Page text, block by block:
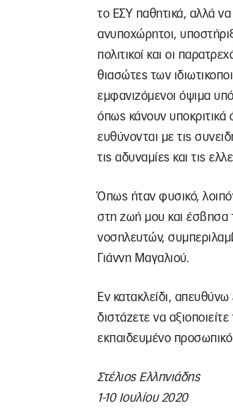
το ΕΣΥ παθητικά, αλλά να
ανυποχώρητοι,
πολιτικοί και οι
θιασώτες των
εμφανιζόμενοι όψιμα
όπως κάνουν υποκριτικά
ευθύνονται με τις
τις αδυναμίες και τις
Όπως ήταν φυσικό,
στη ζωή μου και έσβησα
νοσηλευτών,
Γιάννη Μαγαλιού.
Εν κατακλείδι,
διστάζετε να
εκπαιδευμένο προσωπικό
Στέλιος Ελληνιάδης
1-10 Ιουλίου 2020